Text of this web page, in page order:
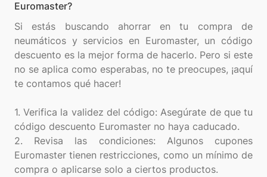
Euromaster?
Si estás buscando ahorrar en tu compra de
neumáticos y servicios en Euromaster, un código
descuento es la mejor forma de hacerlo. Pero si este
no se aplica como esperabas, no te preocupes, ¡aquí
te contamos qué hacer!
1. Verifica la validez del código: Asegúrate de que tu
código descuento Euromaster no haya caducado.
2. Revisa las condiciones: Algunos cupones
Euromaster tienen restricciones, como un mínimo de
compra o aplicarse solo a ciertos productos.